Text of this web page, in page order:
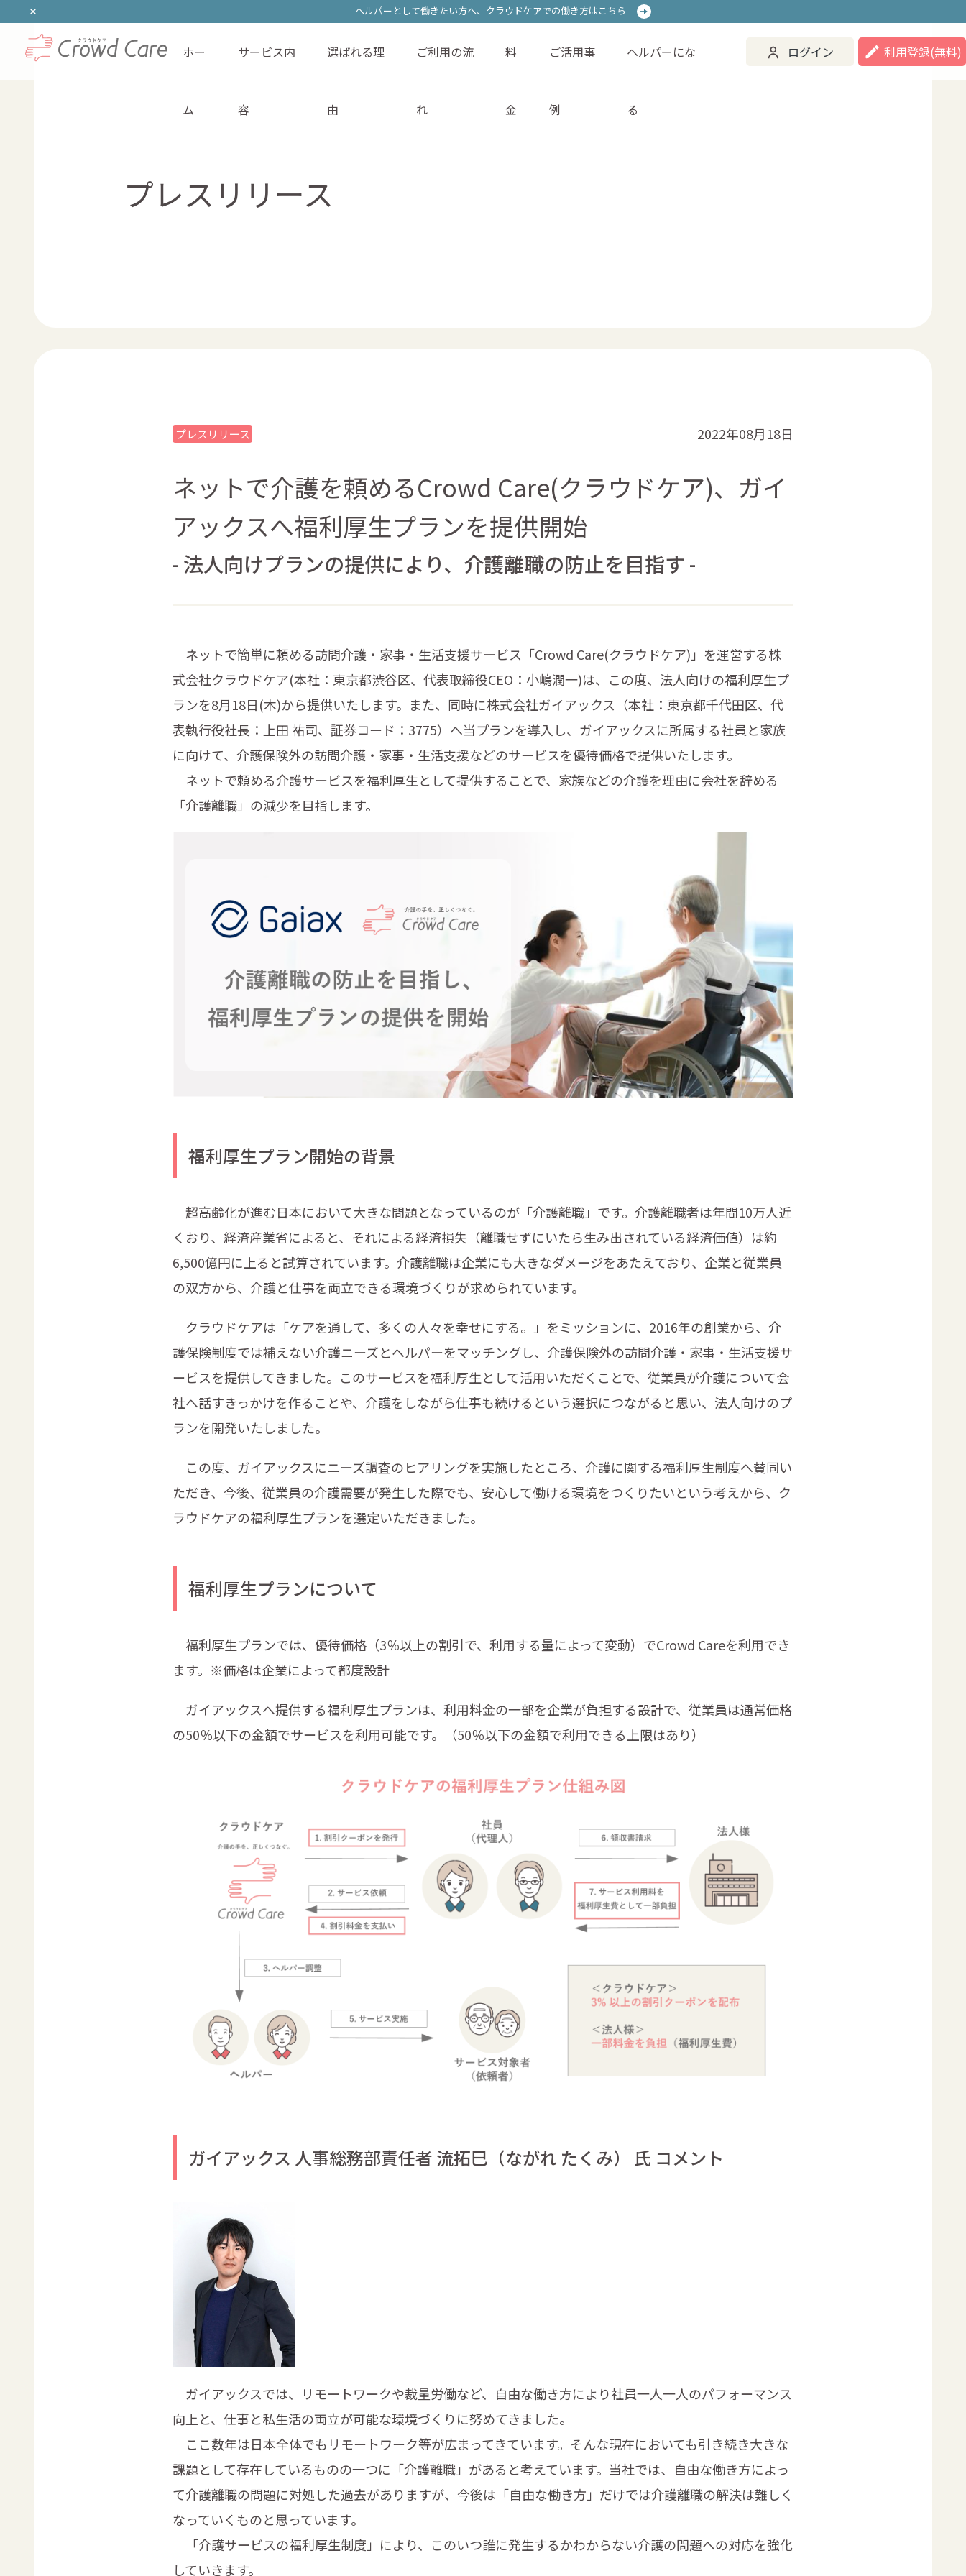
ヘルパーとして働きたい方へ、 クラウドケアでの働き方はこちら
ホーム サービス内容 選ばれる理由 ご利用の流れ 料金 ご活用事例 ヘルパーになる ログイン 登録する
ヘルパーとして働きたい方へ、 クラウドケアでの働き方はこちら
ホー
ム
サービス内
容
選ばれる理
由
ご利用の流
れ
料
金
ご活用事
例
ヘルパーにな
る
ログイン 利用登録(無料)
プレスリリース
プレスリリース 2022年08月18日
ネットで介護を頼めるCrowd Care(クラウドケア)、ガイ
アックスへ福利厚生プランを提供開始
- 法人向けプランの提供により、介護離職の防止を目指す -
ネットで簡単に頼める訪問介護・家事・生活支援サービス「Crowd Care(クラウドケア)」を運営する株
式会社クラウドケア(本社：東京都渋谷区、代表取締役CEO：小嶋潤一)は、この度、法人向けの福利厚生プ
ランを8月18日(木)から提供いたします。また、同時に株式会社ガイアックス（本社：東京都千代田区、代
表執行役社長：上田 祐司、証券コード：3775）へ当プランを導入し、ガイアックスに所属する社員と家族
に向けて、介護保険外の訪問介護・家事・生活支援などのサービスを優待価格で提供いたします。
ネットで頼める介護サービスを福利厚生として提供することで、家族などの介護を理由に会社を辞める
「介護離職」の減少を目指します。
福利厚生プラン開始の背景
超高齢化が進む日本において大きな問題となっているのが「介護離職」です。介護離職者は年間10万人近
くおり、経済産業省によると、それによる経済損失（離職せずにいたら生み出されている経済価値）は約
6,500億円に上ると試算されています。介護離職は企業にも大きなダメージをあたえており、企業と従業員
の双方から、介護と仕事を両立できる環境づくりが求められています。
クラウドケアは「ケアを通して、多くの人々を幸せにする。」をミッションに、2016年の創業から、介
護保険制度では補えない介護ニーズとヘルパーをマッチングし、介護保険外の訪問介護・家事・生活支援サ
ービスを提供してきました。このサービスを福利厚生として活用いただくことで、従業員が介護について会
社へ話すきっかけを作ることや、介護をしながら仕事も続けるという選択につながると思い、法人向けのプ
ランを開発いたしました。
この度、ガイアックスにニーズ調査のヒアリングを実施したところ、介護に関する福利厚生制度へ賛同い
ただき、今後、従業員の介護需要が発生した際でも、安心して働ける環境をつくりたいという考えから、ク
ラウドケアの福利厚生プランを選定いただきました。
福利厚生プランについて
福利厚生プランでは、優待価格（3％以上の割引で、利用する量によって変動）でCrowd Careを利用でき
ます。※価格は企業によって都度設計
ガイアックスへ提供する福利厚生プランは、利用料金の一部を企業が負担する設計で、従業員は通常価格
の50％以下の金額でサービスを利用可能です。（50％以下の金額で利用できる上限はあり）
ガイアックス 人事総務部責任者 流拓巳（ながれ たくみ） 氏 コメント
ガイアックスでは、リモートワークや裁量労働など、自由な働き方により社員一人一人のパフォーマンス
向上と、仕事と私生活の両立が可能な環境づくりに努めてきました。
ここ数年は日本全体でもリモートワーク等が広まってきています。そんな現在においても引き続き大きな
課題として存在しているものの一つに「介護離職」があると考えています。当社では、自由な働き方によっ
て介護離職の問題に対処した過去がありますが、今後は「自由な働き方」だけでは介護離職の解決は難しく
なっていくものと思っています。
「介護サービスの福利厚生制度」により、このいつ誰に発生するかわからない介護の問題への対応を強化
していきます。